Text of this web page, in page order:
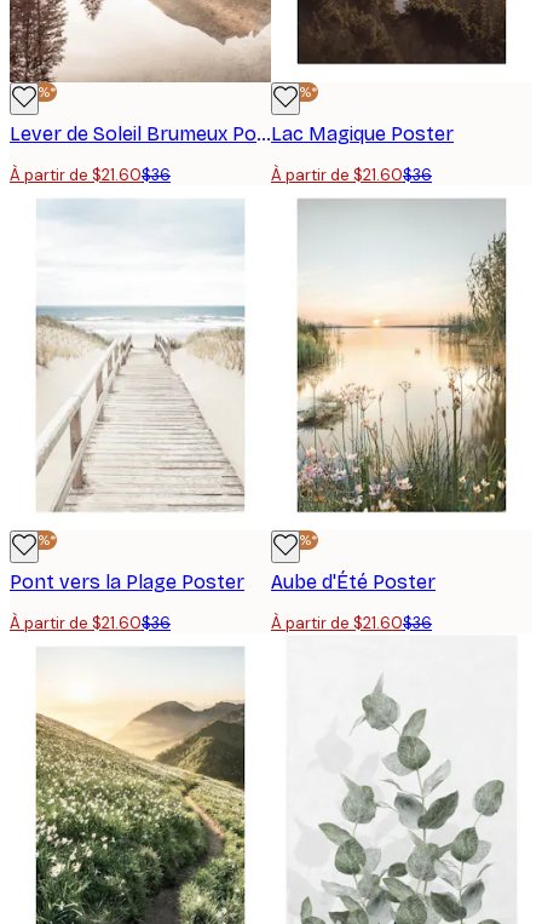
-40%*
Lever de Soleil Brumeux Poster
À partir de $21.60$36
-40%*
Lac Magique Poster
À partir de $21.60$36
-40%*
Pont vers la Plage Poster
À partir de $21.60$36
-40%*
Aube d'Été Poster
À partir de $21.60$36